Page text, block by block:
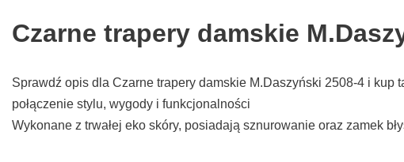
Czarne trapery damskie
Sprawdź opis dla Czarne trapery damskie M.Daszyński 2508-4 i
połączenie stylu, wygody i funkcjonalności
Wykonane z trwałej eko skóry, posiadają sznurowanie oraz zamek